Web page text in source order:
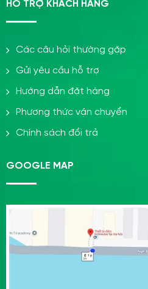
HỖ TRỢ KHÁCH HÀNG
Các câu hỏi thường gặp
Gửi yêu cầu hỗ trợ
Hướng dẫn đặt hàng
Phương thức vận chuyển
Chính sách đổi trả
GOOGLE MAP